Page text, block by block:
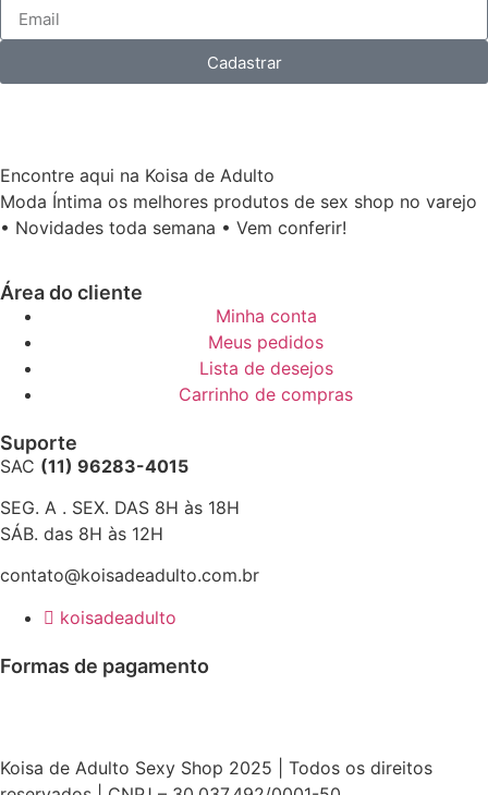
Cadastrar
Encontre aqui na Koisa de Adulto
Moda Íntima os melhores produtos de sex shop no varejo
• Novidades toda semana • Vem conferir!
Área do cliente
Minha conta
Meus pedidos
Lista de desejos
Carrinho de compras
Suporte
SAC (11) 96283-4015
SEG. A . SEX. DAS 8H às 18H
SÁB. das 8H às 12H
contato@koisadeadulto.com.br
koisadeadulto
Formas de pagamento
Koisa de Adulto Sexy Shop 2025 | Todos os direitos